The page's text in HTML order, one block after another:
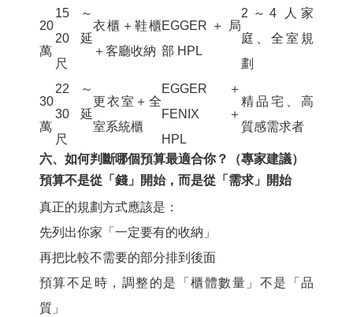
20
萬
15～
20 延
尺
衣櫃＋鞋櫃
＋客廳收納
EGGER ＋ 局
部 HPL
2～4 人家
庭、全室規
劃
30
萬
22～
30 延
尺
更衣室＋全
室系統櫃
EGGER ＋
FENIX ＋
HPL
精品宅、高
質感需求者
六、如何判斷哪個預算最適合你？（專家建議）
預算不是從「錢」開始，而是從「需求」開始
真正的規劃方式應該是：
先列出你家「一定要有的收納」
再把比較不需要的部分排到後面
預算不足時，調整的是「櫃體數量」不是「品
質」